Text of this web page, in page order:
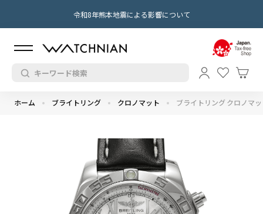
令和8年熊本地震による影響について
ホーム ブライトリング クロノマット ブライトリング クロノマ